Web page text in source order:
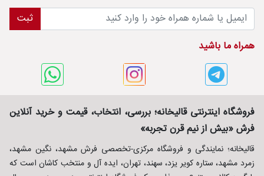
ثبت
همراه ما باشید
فروشگاه اینترنتی قالیخانه؛ بررسی، انتخاب، قیمت و خرید آنلاین
فرش «بیش از نیم قرن تجربه»
قالیخانه؛ نمایندگی و فروشگاه مرکزی-تخصصی فرش مشهد، نگین مشهد،
زمرد مشهد، ستاره کویر یزد، سهند، تهران، ایده آل و منتخب کاشان است که